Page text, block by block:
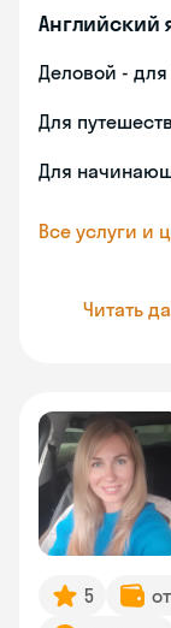
Английский
Деловой - для
Для
Для
Все услуги и
Читать
5